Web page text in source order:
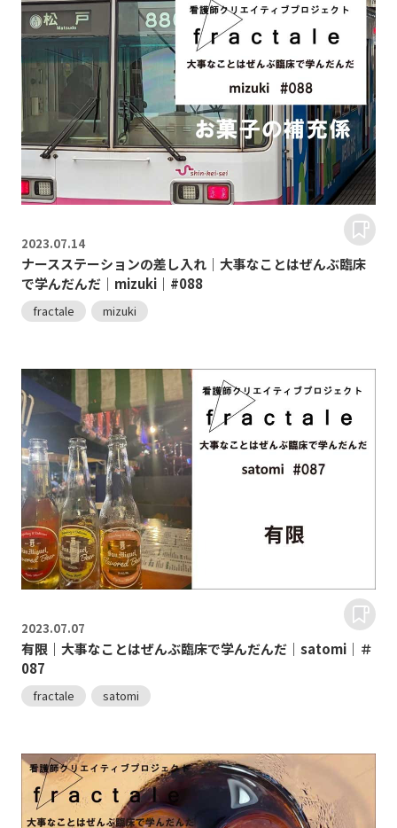
2023.07.14
ナースステーションの差し入れ｜大事なことはぜんぶ臨床
で学んだんだ｜mizuki｜#088
fractale mizuki
2023.07.07
有限｜大事なことはぜんぶ臨床で学んだんだ｜satomi｜＃
087
fractale satomi